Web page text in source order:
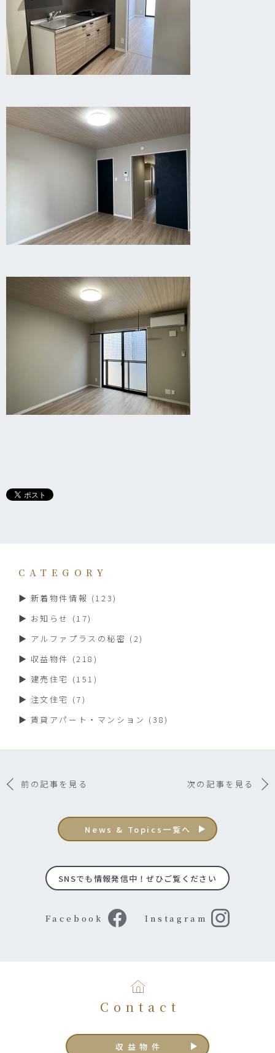
CATEGORY
新着物件情報 (123)
お知らせ (17)
アルファプラスの秘密 (2)
収益物件 (218)
建売住宅 (151)
注文住宅 (7)
賃貸アパート・マンション (38)
前の記事を見る 次の記事を見る
News & Topics一覧へ
SNSでも情報発信中！ぜひご覧ください
Facebook Instagram
Contact
収益物件